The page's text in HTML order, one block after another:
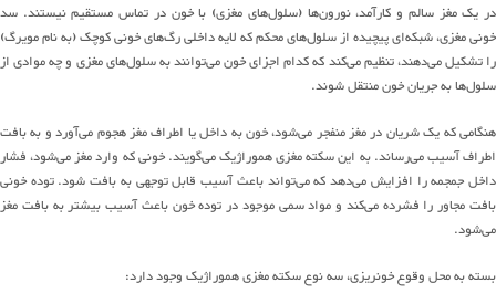
در یک مغز سالم و کارآمد،نورونها (سلولهای مغزی) با خون در تماس مستقیم نیستند. سد
خونی مغزی،شبکهایپیچیده ازسلولهایمحکم که لایه داخلیرگهایخونی کوچک(به نام مویرگ)
را تشکیلمیدهند، تنظیممیکندکه کداماجزایخونمیتوانندبهسلولهایمغزی و چه موادیاز
سلول‌هابه جریان خون منتقلشوند.
هنگامی که یک شریان در مغز منفجرمیشود، خون به داخل یا اطراف مغز هجوممیآوردو به بافت
اطراف آسیبمیرساند.به این سکته مغزی هموراژیکمیگویند.خونی که وارد مغزمیشود، فشار
داخل جمجمه را افزایشمیدهدکهمیتواندباعث آسیب قابل توجهی به بافت شود.توده خونی
بافت مجاور را فشردهمیکند و مواد سمی موجود در توده خون باعث آسیب بیشتر به بافت مغز
میشود.
بسته به محل وقوع خونریزی، سه نوع سکته مغزی هموراژیک وجود دارد: